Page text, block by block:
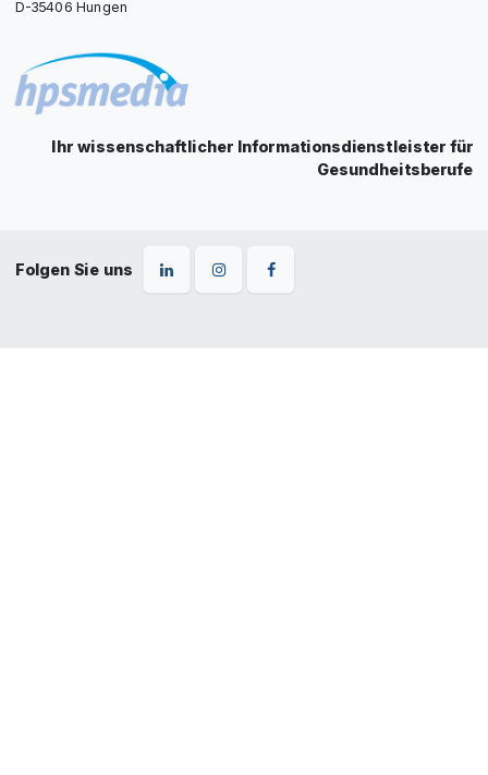
D-35406 Hungen
Ihr wissenschaftlicher Informationsdienstleister für
Gesundheitsberufe
Folgen Sie uns